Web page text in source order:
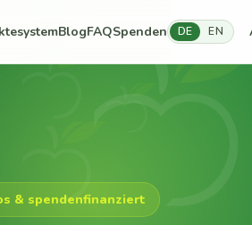
BlogFAQSpenden DE EN
& spendenfinanziert